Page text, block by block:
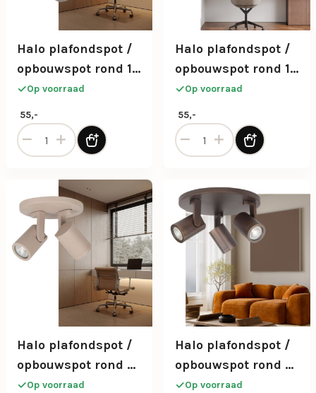
Halo plafondspot /
opbouwspot rond 1-
lichts bruin
Op voorraad
55,-
Halo plafondspot / opbouwspot rond 1-lichts bruin aantal
Halo plafondspot /
opbouwspot rond 1-
lichts zand
Op voorraad
55,-
Halo plafondspot /
Halo plafondspot /
opbouwspot rond 2-
lichts zand
Op voorraad
Halo plafondspot /
opbouwspot rond 3-
lichts bruin
Op voorraad